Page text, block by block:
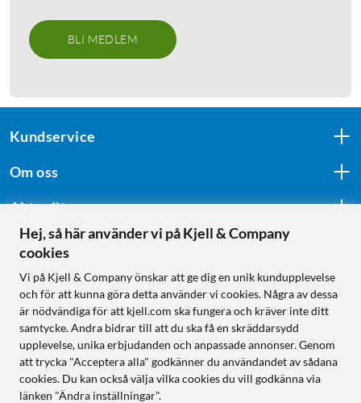
BLI MEDLEM
Kundservice
Om oss
Aktuellt
Följ oss
Handla från:
Sverige
Norge
Hej, så här använder vi på Kjell & Company
cookies
Vi på Kjell & Company önskar att ge dig en unik kundupplevelse
och för att kunna göra detta använder vi cookies. Några av dessa
är nödvändiga för att kjell.com ska fungera och kräver inte ditt
samtycke. Andra bidrar till att du ska få en skräddarsydd
upplevelse, unika erbjudanden och anpassade annonser. Genom
att trycka "Acceptera alla" godkänner du användandet av sådana
cookies. Du kan också välja vilka cookies du vill godkänna via
länken "Ändra inställningar".